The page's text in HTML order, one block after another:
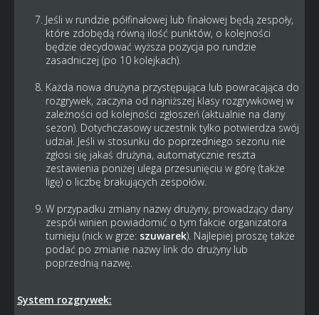
Jeśli w rundzie półfinałowej lub finałowej będą zespoły,
które zdobędą równą ilość punktów, o kolejności
będzie decydować wyższa pozycja po rundzie
zasadniczej (po 10 kolejkach).
Każda nowa drużyna przystępująca lub powracająca do
rozgrywek, zaczyna od najniższej klasy rozgrywkowej w
zależności od kolejności zgłoszeń (aktualnie na dany
sezon). Dotychczasowy uczestnik tylko potwierdza swój
udział. Jeśli w stosunku do poprzedniego sezonu nie
zgłosi się jakaś drużyna, automatycznie reszta
zestawienia poniżej ulega przesunięciu w górę (także
ligę) o liczbę brakujących zespołów.
W przypadku zmiany nazwy drużyny, prowadzący dany
zespół winien powiadomić o tym fakcie organizatora
turnieju (nick w grze: szuwarek). Najlepiej proszę także
podać po zmianie nazwy link do drużyny lub
poprzednią nazwę.
System rozgrywek: